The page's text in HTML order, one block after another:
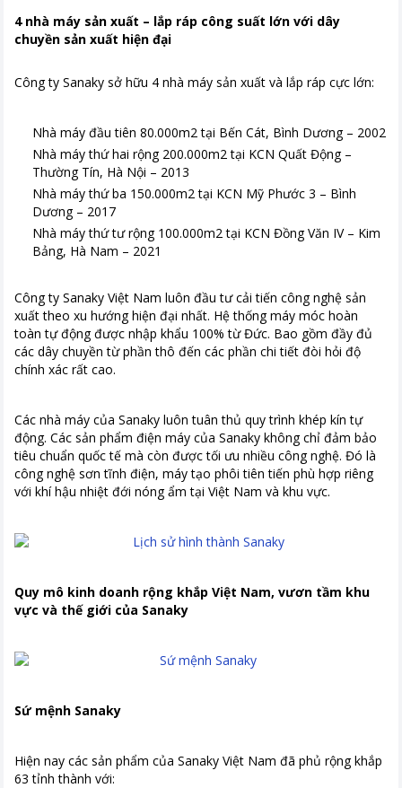
4 nhà máy sản xuất – lắp ráp công suất lớn với dây
chuyền sản xuất hiện đại
Công ty Sanaky sở hữu 4 nhà máy sản xuất và lắp ráp cực lớn:
Nhà máy đầu tiên 80.000m2 tại Bến Cát, Bình Dương – 2002
Nhà máy thứ hai rộng 200.000m2 tại KCN Quất Động –
Thường Tín, Hà Nội – 2013
Nhà máy thứ ba 150.000m2 tại KCN Mỹ Phước 3 – Bình
Dương – 2017
Nhà máy thứ tư rộng 100.000m2 tại KCN Đồng Văn IV – Kim
Bảng, Hà Nam – 2021
Công ty Sanaky Việt Nam luôn đầu tư cải tiến công nghệ sản
xuất theo xu hướng hiện đại nhất. Hệ thống máy móc hoàn
toàn tự động được nhập khẩu 100% từ Đức. Bao gồm đầy đủ
các dây chuyền từ phần thô đến các phần chi tiết đòi hỏi độ
chính xác rất cao.
Các nhà máy của Sanaky luôn tuân thủ quy trình khép kín tự
động. Các sản phẩm điện máy của Sanaky không chỉ đảm bảo
tiêu chuẩn quốc tế mà còn được tối ưu nhiều công nghệ. Đó là
công nghệ sơn tĩnh điện, máy tạo phôi tiên tiến phù hợp riêng
với khí hậu nhiệt đới nóng ẩm tại Việt Nam và khu vực.
Quy mô kinh doanh rộng khắp Việt Nam, vươn tầm khu
vực và thế giới của Sanaky
Sứ mệnh Sanaky
Hiện nay các sản phẩm của Sanaky Việt Nam đã phủ rộng khắp
63 tỉnh thành với: